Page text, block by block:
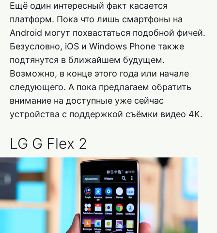
Ещё один интересный факт касается
платформ. Пока что лишь смартфоны на
Android могут похвастаться подобной фичей.
Безусловно, iOS и Windows Phone также
подтянутся в ближайшем будущем.
Возможно, в конце этого года или начале
следующего. А пока предлагаем обратить
внимание на доступные уже сейчас
устройства с поддержкой съёмки видео 4K.
LG G Flex 2